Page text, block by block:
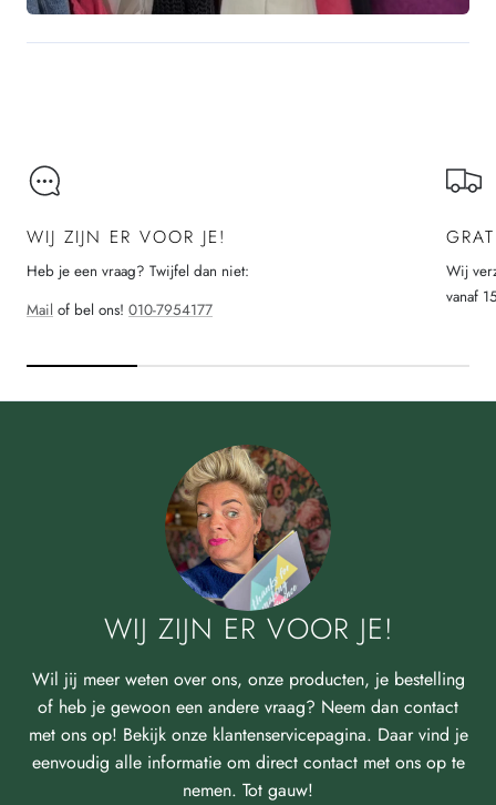
WIJ ZIJN ER VOOR JE!
Heb je een vraag? Twijfel dan niet:
Mail of bel ons! 010-7954177
Wij
vanaf
WIJ ZIJN ER VOOR JE!
Wil jij meer weten over ons, onze producten, je bestelling
of heb je gewoon een andere vraag? Neem dan contact
met ons op! Bekijk onze klantenservicepagina. Daar vind je
eenvoudig alle informatie om direct contact met ons op te
nemen. Tot gauw!